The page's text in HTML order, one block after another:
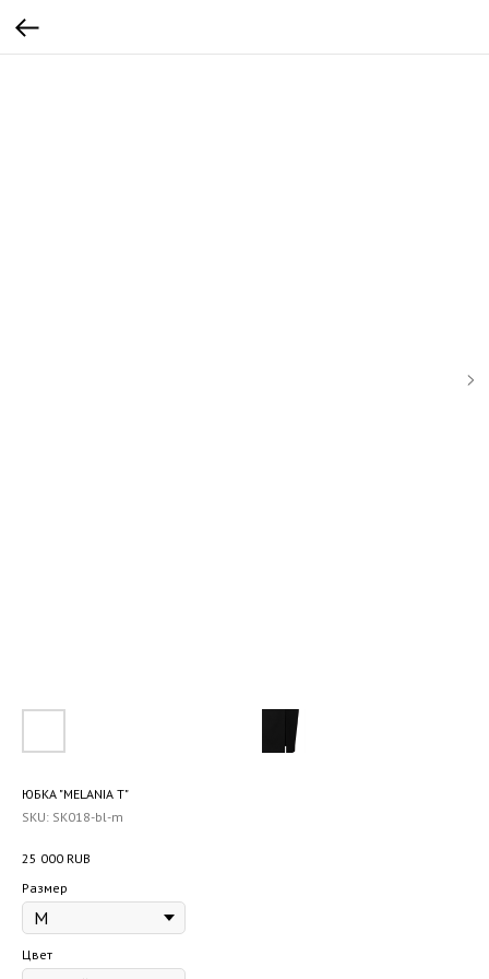
ЮБКА "MELANIA T"
SKU: SK018-bl-m
25 000 RUB
Размер
Цвет